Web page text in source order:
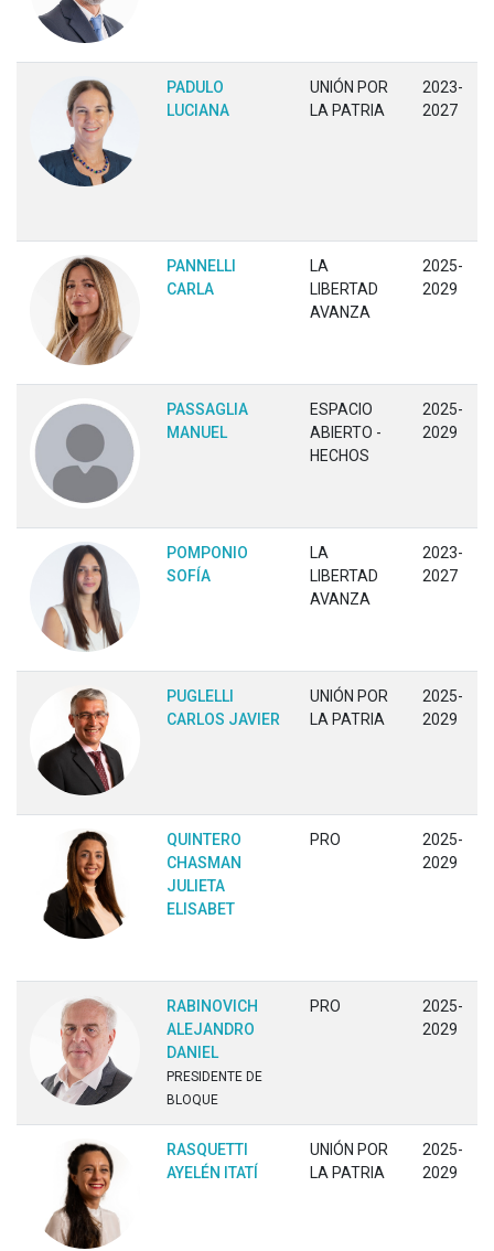
PADULO
LUCIANA
UNIÓN POR
LA PATRIA
2023-
2027
PANNELLI
CARLA
LA
LIBERTAD
AVANZA
2025-
2029
PASSAGLIA
MANUEL
ESPACIO
ABIERTO -
HECHOS
2025-
2029
POMPONIO
SOFÍA
LA
LIBERTAD
AVANZA
2023-
2027
PUGLELLI
CARLOS JAVIER
UNIÓN POR
LA PATRIA
2025-
2029
QUINTERO
CHASMAN
JULIETA
ELISABET
PRO
2025-
2029
RABINOVICH
ALEJANDRO
DANIEL
PRESIDENTE DE
BLOQUE
PRO
2025-
2029
RASQUETTI
AYELÉN ITATÍ
UNIÓN POR
LA PATRIA
2025-
2029